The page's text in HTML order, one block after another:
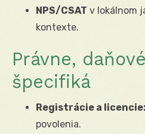
NPS/CSAT v lokálnom
kontexte.
Právne,
špecifiká
Registrácie a licencie:
povolenia.